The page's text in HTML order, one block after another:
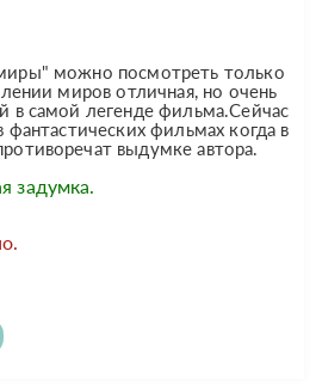
можно посмотреть только
миров отличная, но очень
в самой легенде фильма.Сейчас
фантастических фильмах когда в
выдумке автора.
задумка.